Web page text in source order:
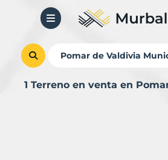
1 Terreno en venta en